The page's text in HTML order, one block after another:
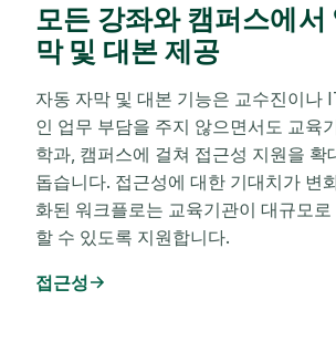
모든 강좌와 캠퍼스에서
막 및 대본 제공
자동 자막 및 대본 기능은 교수진이나
인 업무 부담을 주지 않으면서도 교육
학과, 캠퍼스에 걸쳐 접근성 지원을 확
돕습니다. 접근성에 대한 기대치가 변
화된 워크플로는 교육기관이 대규모
할 수 있도록 지원합니다.
접근성